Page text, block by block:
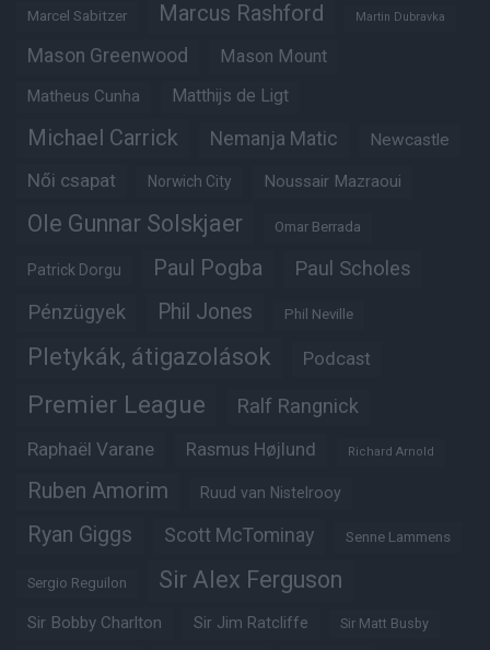
Marcel Sabitzer Marcus Rashford Martin Dubravka
Mason Greenwood Mason Mount
Matheus Cunha Matthijs de Ligt
Michael Carrick Nemanja Matic Newcastle
Női csapat Norwich City Noussair Mazraoui
Ole Gunnar Solskjaer Omar Berrada
Patrick Dorgu Paul Pogba Paul Scholes
Pénzügyek Phil Jones Phil Neville
Pletykák, átigazolások Podcast
Premier League Ralf Rangnick
Raphaël Varane Rasmus Højlund Richard Arnold
Ruben Amorim Ruud van Nistelrooy
Ryan Giggs Scott McTominay Senne Lammens
Sergio Reguilon Sir Alex Ferguson
Sir Bobby Charlton Sir Jim Ratcliffe Sir Matt Busby